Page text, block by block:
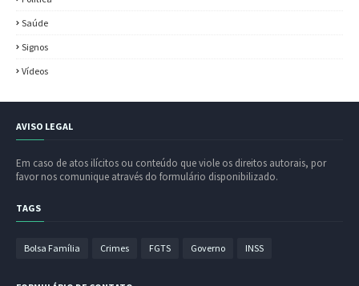
Saúde
Signos
Vídeos
AVISO LEGAL
Em caso de atos ilícitos ou conteúdo que viole os direitos autorais, por
favor nos comunique através do formulário disponibilizado.
TAGS
Bolsa Família Crimes FGTS Governo INSS